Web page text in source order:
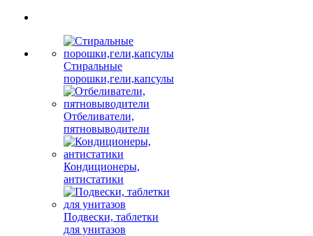
Стиральные
порошки,гели,капсулы
Отбеливатели,
пятновыводители
Кондиционеры,
антистатики
Подвески, таблетки
для унитазов